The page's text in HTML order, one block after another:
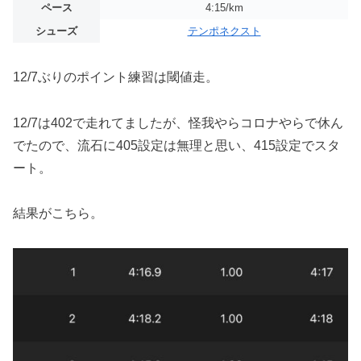
ペース
4:15/km
シューズ
テンポネクスト
12/7ぶりのポイント練習は閾値走。
12/7は402で走れてましたが、怪我やらコロナやらで休ん
でたので、流石に405設定は無理と思い、415設定でスタ
ート。
結果がこちら。